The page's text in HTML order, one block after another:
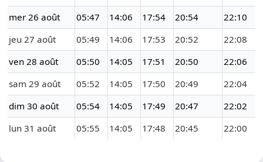
mer 26 août
05:47 14:06 17:54 20:54
22:10
jeu 27 août
05:49 14:06 17:53 20:52
22:08
ven 28 août
05:50 14:05 17:51 20:50
22:06
sam 29 août
05:52 14:05 17:50 20:49
22:04
dim 30 août
05:54 14:05 17:49 20:47
22:02
lun 31 août
05:55 14:05 17:48 20:45 22:00